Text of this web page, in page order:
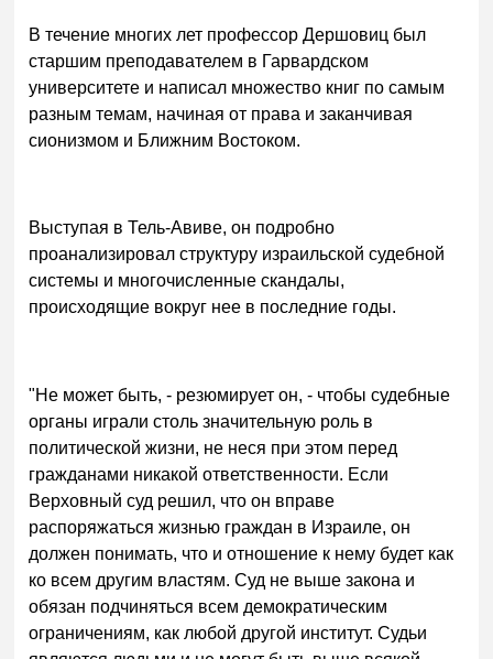
В течение многих лет профессор Дершовиц был
старшим преподавателем в Гарвардском
университете и написал множество книг по самым
разным темам, начиная от права и заканчивая
сионизмом и Ближним Востоком.
Выступая в Тель-Авиве, он подробно
проанализировал структуру израильской судебной
системы и многочисленные скандалы,
происходящие вокруг нее в последние годы.
"Не может быть, - резюмирует он, - чтобы судебные
органы играли столь значительную роль в
политической жизни, не неся при этом перед
гражданами никакой ответственности. Если
Верховный суд решил, что он вправе
распоряжаться жизнью граждан в Израиле, он
должен понимать, что и отношение к нему будет как
ко всем другим властям. Суд не выше закона и
обязан подчиняться всем демократическим
ограничениям, как любой другой институт. Судьи